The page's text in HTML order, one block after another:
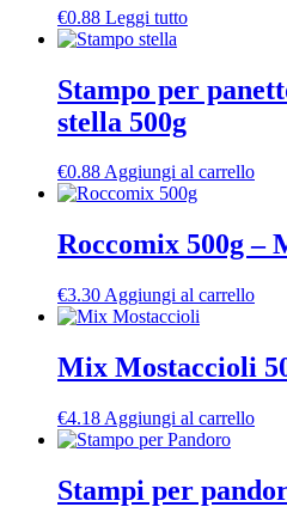
€0.88 Leggi tutto
Stampo per
stella 500g
€0.88Aggiungi al carrello
Roccomix 500g –
€3.30 Aggiungi al carrello
Mix Mostaccioli
€4.18 Aggiungi al carrello
Stampi per